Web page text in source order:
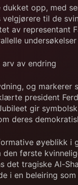
dukket opp, med
til de
av representant
av endring
og
president
gir
deres
øyeblikk i
første
det tragiske Al-
i en beleiring